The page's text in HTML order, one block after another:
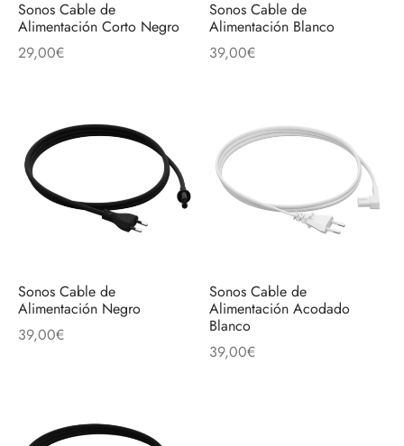
Sonos Cable de
Alimentación Corto Negro
29,00€
Sonos Cable de
Alimentación Blanco
39,00€
Sonos Cable de
Alimentación Negro
39,00€
Sonos Cable de
Alimentación Acodado
Blanco
39,00€